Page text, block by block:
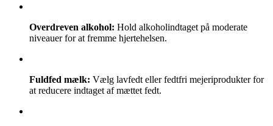
Overdreven alkohol: Hold alkoholindtaget på moderate
niveauer for at fremme hjertehelsen.
Fuldfed mælk: Vælg lavfedt eller fedtfri mejeriprodukter for
at reducere indtaget af mættet fedt.